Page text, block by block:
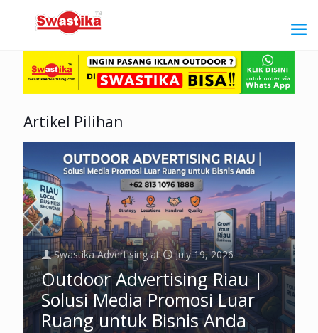
Artikel Pilihan
Swastika Advertising at July 19, 2026
Outdoor Advertising Riau |
Solusi Media Promosi Luar
Ruang untuk Bisnis Anda